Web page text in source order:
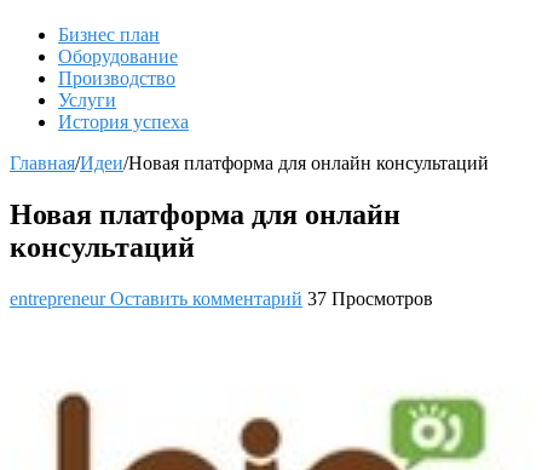
Бизнес план
Оборудование
Производство
Услуги
История успеха
Главная/Идеи/Новая платформа для онлайн консультаций
Новая платформа для онлайн
консультаций
entrepreneurОставить комментарий 37 Просмотров